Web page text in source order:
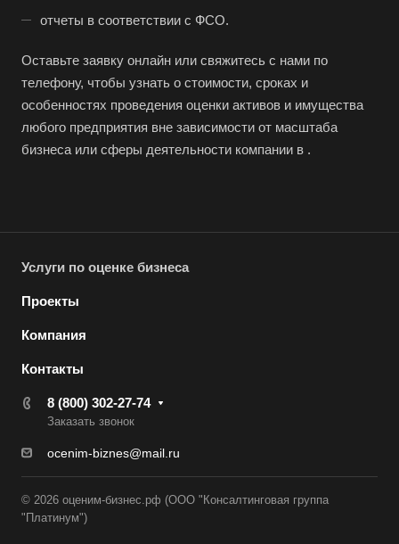
отчеты в соответствии с ФСО.
Оставьте заявку онлайн или свяжитесь с нами по
телефону, чтобы узнать о стоимости, сроках и
особенностях проведения оценки активов и имущества
любого предприятия вне зависимости от масштаба
бизнеса или сферы деятельности компании в .
Услуги по оценке бизнеса
Проекты
Компания
Контакты
8 (800) 302-27-74
Заказать звонок
ocenim-biznes@mail.ru
© 2026 оценим-бизнес.рф (ООО "Консалтинговая группа
"Платинум")
Гусь-Хрустальный
Дедовск
Дербент
Джанкой
Димитровград
Дмитров
Дубна
Дюртюли
Егорьевск
Екатеринбург